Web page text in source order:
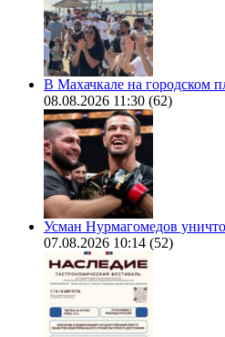
В Махачкале на городском
08.08.2026 11:30 (62)
Усман Нурмагомедов
07.08.2026 10:14 (52)